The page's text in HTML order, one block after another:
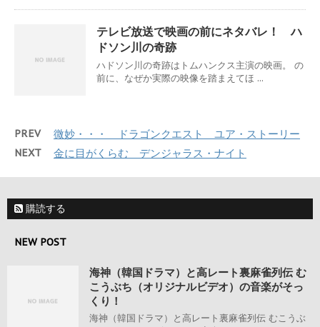
テレビ放送で映画の前にネタバレ！ ハ
ドソン川の奇跡
ハドソン川の奇跡はトムハンクス主演の映画。 の
前に、なぜか実際の映像を踏まえてほ ...
PREV 微妙・・・ ドラゴンクエスト ユア・ストーリー
NEXT 金に目がくらむ デンジャラス・ナイト
購読する
NEW POST
海神（韓国ドラマ）と高レート裏麻雀列伝 む
こうぶち（オリジナルビデオ）の音楽がそっ
くり！
海神（韓国ドラマ）と高レート裏麻雀列伝 むこうぶ